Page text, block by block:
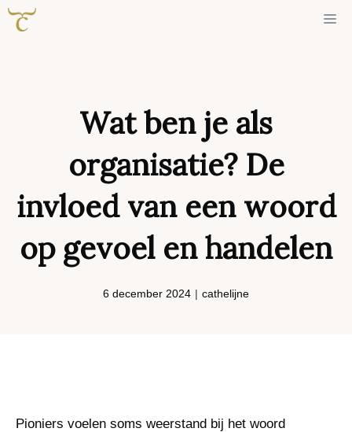
Ga
naar
Wat ben je als
organisatie? De
invloed van een woord
op gevoel en handelen
6 december 2024 | cathelijne
Pioniers voelen soms weerstand bij het woord